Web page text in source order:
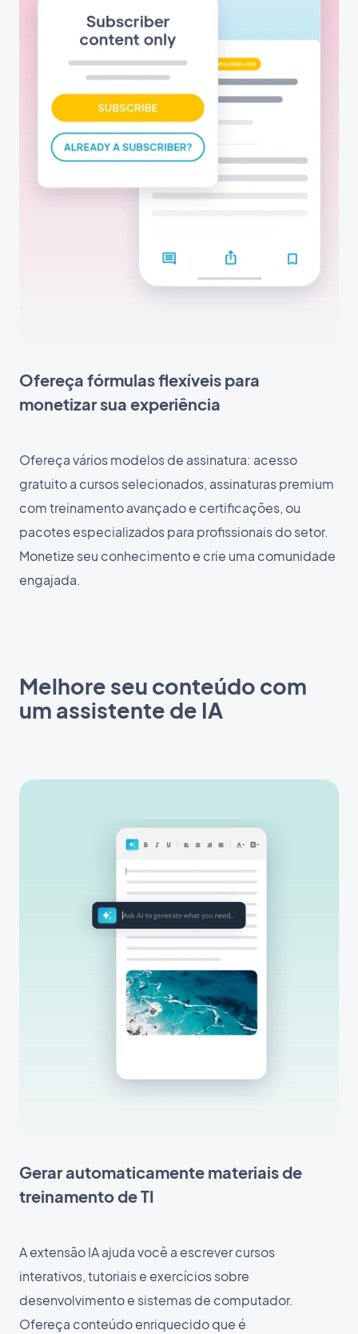
Ofereça fórmulas flexíveis para
monetizar sua experiência
Ofereça vários modelos de assinatura: acesso
gratuito a cursos selecionados, assinaturas premium
com treinamento avançado e certificações, ou
pacotes especializados para profissionais do setor.
Monetize seu conhecimento e crie uma comunidade
engajada.
Melhore seu conteúdo com
um assistente de IA
Gerar automaticamente materiais de
treinamento de TI
A extensão IA ajuda você a escrever cursos
interativos, tutoriais e exercícios sobre
desenvolvimento e sistemas de computador.
Ofereça conteúdo enriquecido que é